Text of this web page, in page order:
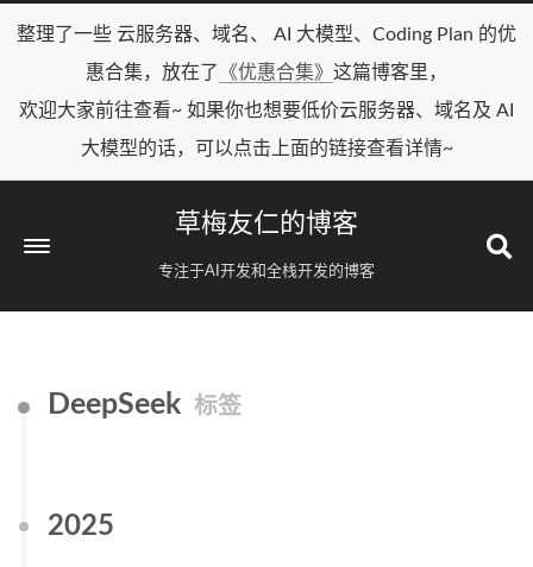
整理了一些 云服务器、域名、 AI 大模型、Coding Plan 的优
惠合集，放在了
《优惠合集》 这篇博客里，
欢迎大家前往查看~ 如果你也想要低价云服务器、域名及 AI
大模型的话，可以点击上面的链接查看详情~
草梅友仁的博客
专注于AI开发和全栈开发的博客
DeepSeek 标签
2025